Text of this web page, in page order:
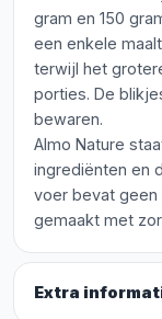
gram en 150
een enkele
terwijl het
porties. De
bewaren.
Almo Nature
ingrediënten en
voer bevat geen
gemaakt met
Extra